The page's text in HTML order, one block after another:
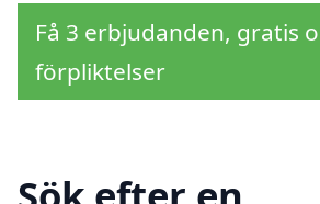
Få 3 erbjudanden, gratis
förpliktelser